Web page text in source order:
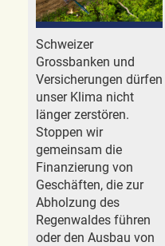
Schweizer
Grossbanken und
Versicherungen dürfen
unser Klima nicht
länger zerstören.
Stoppen wir
gemeinsam die
Finanzierung von
Geschäften, die zur
Abholzung des
Regenwaldes führen
oder den Ausbau von